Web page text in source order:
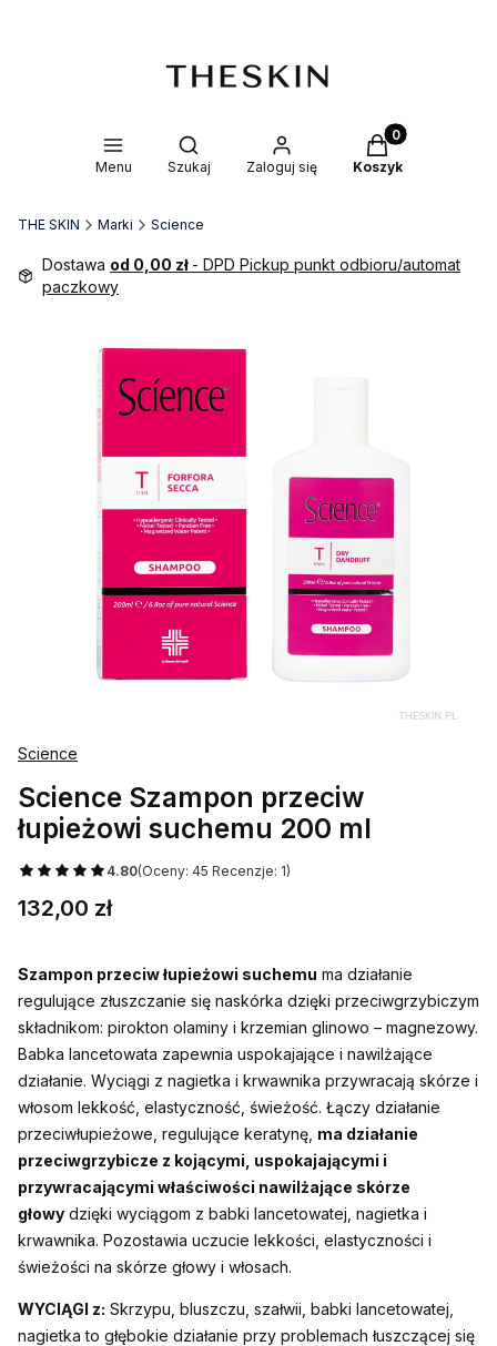
Menu
Otwórz wyszukiwarkę
Szukaj Zaloguj się
Produkty w
Koszyk
THE SKIN Marki Science
Dostawa od 0,00 zł - DPD Pickup punkt odbioru/automat
paczkowy
Science
Science Szampon przeciw
łupieżowi suchemu 200 ml
4.80(Oceny: 45 Recenzje: 1)
Cena
132,00 zł
Szampon przeciw łupieżowi suchemu ma działanie
regulujące złuszczanie się naskórka dzięki przeciwgrzybiczym
składnikom: pirokton olaminy i krzemian glinowo – magnezowy.
Babka lancetowata zapewnia uspokajające i nawilżające
działanie. Wyciągi z nagietka i krwawnika przywracają skórze i
włosom lekkość, elastyczność, świeżość. Łączy działanie
przeciwłupieżowe, regulujące keratynę, ma działanie
przeciwgrzybicze z kojącymi, uspokajającymi i
przywracającymi właściwości nawilżające skórze
głowy dzięki wyciągom z babki lancetowatej, nagietka i
krwawnika. Pozostawia uczucie lekkości, elastyczności i
świeżości na skórze głowy i włosach.
WYCIĄGI z: Skrzypu, bluszczu, szałwii, babki lancetowatej,
nagietka to głębokie działanie przy problemach łuszczącej się